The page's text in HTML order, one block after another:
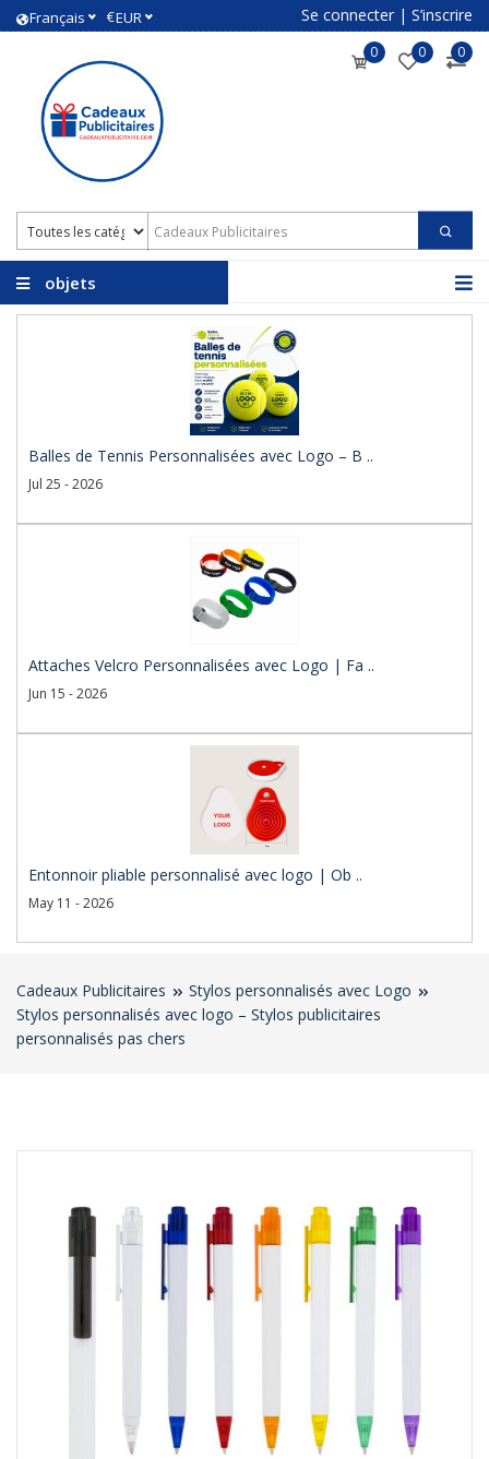
Français €EUR Se connecter | S’inscrire
0 0 0
objets
Balles de Tennis Personnalisées avec Logo – B ..
Jul 25 - 2026
Attaches Velcro Personnalisées avec Logo | Fa ..
Jun 15 - 2026
Entonnoir pliable personnalisé avec logo | Ob ..
May 11 - 2026
Cadeaux Publicitaires
Stylos personnalisés avec Logo
Stylos personnalisés avec logo – Stylos publicitaires
personnalisés pas chers